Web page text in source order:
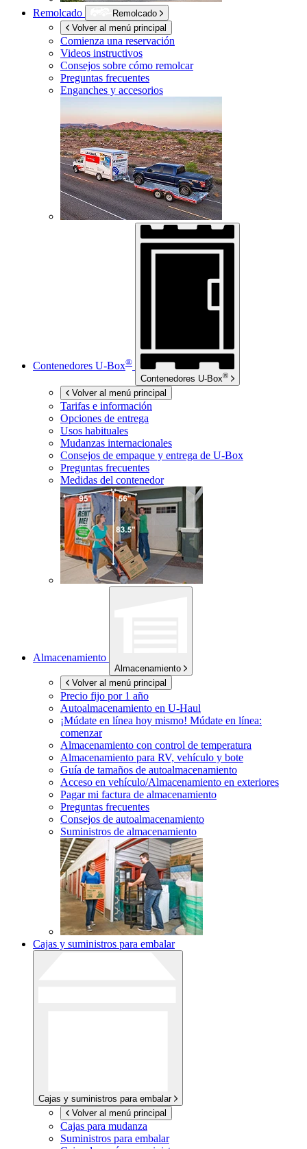
Remolcado
Remolcado
Volver al menú principal
Comienza una reservación
Videos instructivos
Consejos sobre cómo remolcar
Preguntas frecuentes
Enganches y accesorios
Contenedores U-Box®
Contenedores U-Box®
Volver al menú principal
Tarifas e información
Opciones de entrega
Usos habituales
Mudanzas internacionales
Consejos de empaque y entrega de U-Box
Preguntas frecuentes
Medidas del contenedor
Almacenamiento
Almacenamiento
Volver al menú principal
Precio fijo por 1 año
Autoalmacenamiento en U-Haul
¡Múdate en línea hoy mismo! Múdate en línea:
comenzar
Almacenamiento con control de temperatura
Almacenamiento para RV, vehículo y bote
Guía de tamaños de autoalmacenamiento
Acceso en vehículo/Almacenamiento en exteriores
Pagar mi factura de almacenamiento
Preguntas frecuentes
Consejos de autoalmacenamiento
Suministros de almacenamiento
Cajas y suministros para embalar
Cajas y suministros para embalar
Volver al menú principal
Cajas para mudanza
Suministros para embalar